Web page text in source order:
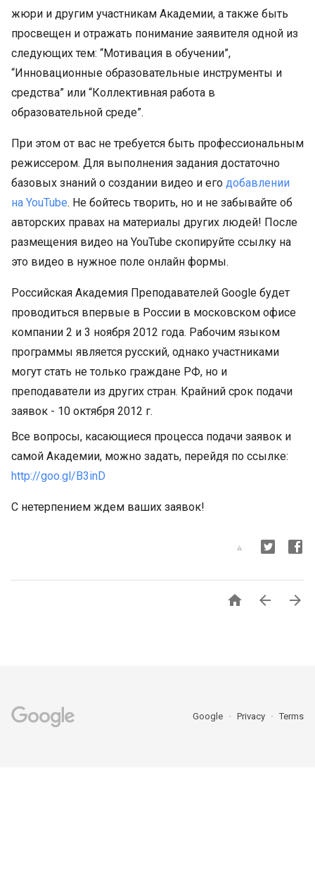
жюри и другим участникам Академии, а также быть
просвещен и отражать понимание заявителя одной из
следующих тем: “Мотивация в обучении”,
“Инновационные образовательные инструменты и
средства” или “Коллективная работа в
образовательной среде”.
При этом от вас не требуется быть профессиональным
режиссером. Для выполнения задания достаточно
базовых знаний о создании видео и его добавлении
на YouTube. Не бойтесь творить, но и не забывайте об
авторских правах на материалы других людей! После
размещения видео на YouTube скопируйте ссылку на
это видео в нужное поле онлайн формы.
Российская Академия Преподавателей Google будет
проводиться впервые в России в московском офисе
компании 2 и 3 ноября 2012 года. Рабочим языком
программы является русский, однако участниками
могут стать не только граждане РФ, но и
преподаватели из других стран. Крайний срок подачи
заявок - 10 октября 2012 г.
Все вопросы, касающиеся процесса подачи заявок и
самой Академии, можно задать, перейдя по ссылке:
http://goo.gl/B3inD
С нетерпением ждем ваших заявок!
  
Google Privacy Terms